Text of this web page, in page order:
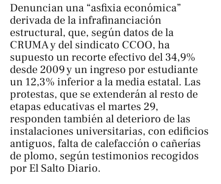
Denuncian una “asfixia económica”
derivada de la infrafinanciación
estructural, que, según datos de la
CRUMA y del sindicato CCOO, ha
supuesto un recorte efectivo del 34,9%
desde 2009 y un ingreso por estudiante
un 12,3% inferior a la media estatal. Las
protestas, que se extenderán al resto de
etapas educativas el martes 29,
responden también al deterioro de las
instalaciones universitarias, con edificios
antiguos, falta de calefacción o cañerías
de plomo, según testimonios recogidos
por El Salto Diario.